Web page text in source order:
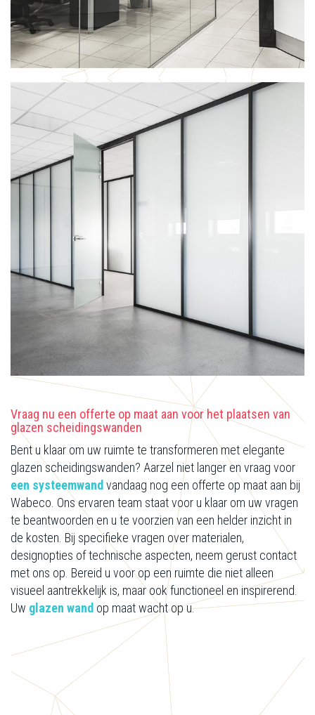
Vraag nu een offerte op maat aan voor het plaatsen van
glazen scheidingswanden
Bent u klaar om uw ruimte te transformeren met elegante
glazen scheidingswanden? Aarzel niet langer en vraag voor
een systeemwand vandaag nog een offerte op maat aan bij
Wabeco. Ons ervaren team staat voor u klaar om uw vragen
te beantwoorden en u te voorzien van een helder inzicht in
de kosten. Bij specifieke vragen over materialen,
designopties of technische aspecten, neem gerust contact
met ons op. Bereid u voor op een ruimte die niet alleen
visueel aantrekkelijk is, maar ook functioneel en inspirerend.
Uw glazen wand op maat wacht op u.